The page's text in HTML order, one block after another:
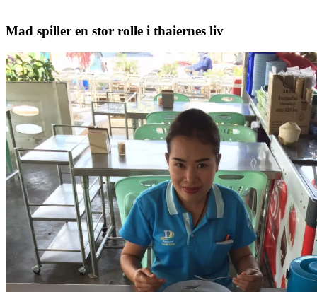
Mad spiller en stor rolle i thaiernes liv